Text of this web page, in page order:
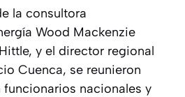
la consultora
Wood Mackenzie
y el director regional
Cuenca, se reunieron
funcionarios nacionales y